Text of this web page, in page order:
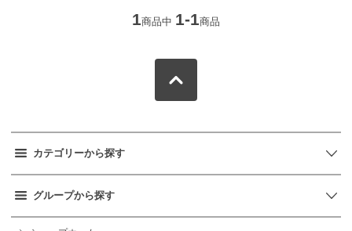
1商品中 1-1商品
カテゴリーから探す
グループから探す